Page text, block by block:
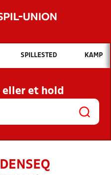
Hvad vil du søge efter?
OG NYHEDER
KLUBBER OG
SPILLESTED KAMP
eller et hold